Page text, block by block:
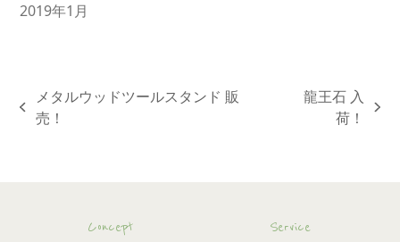
2019年1月
previous
メタルウッドツールスタンド 販
売！
龍王石 入
荷！
Concept Service